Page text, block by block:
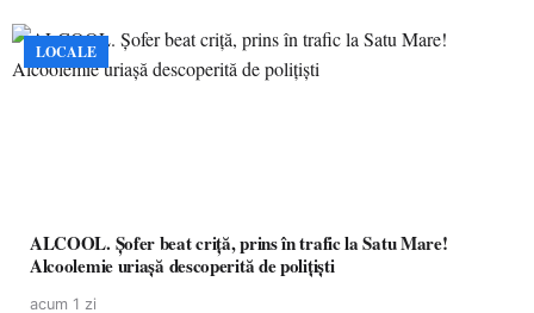
LOCALE
ALCOOL. Șofer beat criță, prins în trafic la Satu Mare!
Alcoolemie uriașă descoperită de polițiști
acum 1 zi